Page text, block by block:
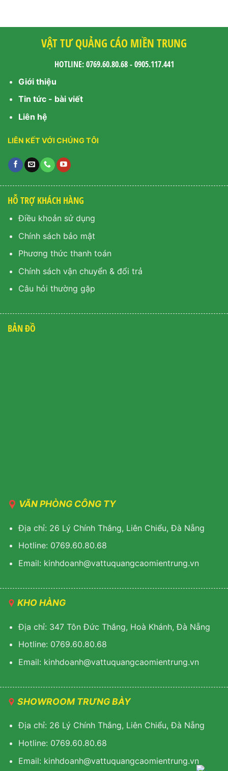
VẬT TƯ QUẢNG CÁO MIỀN TRUNG
HOTLINE: 0769.60.80.68 - 0905.117.441
Giới thiệu
Tin tức - bài viết
Liên hệ
LIÊN KẾT VỚI CHÚNG TÔI
HỖ TRỢ KHÁCH HÀNG
Điều khoản sử dụng
Chính sách bảo mật
Phương thức thanh toán
Chính sách vận chuyển & đổi trả
Câu hỏi thường gặp
BẢN ĐỒ
VĂN PHÒNG CÔNG TY
Địa chỉ: 26 Lý Chính Thắng, Liên Chiểu, Đà Nẵng
Hotline: 0769.60.80.68
Email: kinhdoanh@vattuquangcaomientrung.vn
KHO HÀNG
Địa chỉ: 347 Tôn Đức Thắng, Hoà Khánh, Đà Nẵng
Hotline: 0769.60.80.68
Email: kinhdoanh@vattuquangcaomientrung.vn
SHOWROOM TRƯNG BÀY
Địa chỉ: 26 Lý Chính Thắng, Liên Chiểu, Đà Nẵng
Hotline: 0769.60.80.68
Email: kinhdoanh@vattuquangcaomientrung.vn